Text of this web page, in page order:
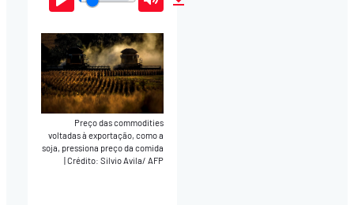
Play Mute
Preço das commodities
voltadas à exportação, como a
soja, pressiona preço da comida
|Crédito: Silvio Avila/ AFP